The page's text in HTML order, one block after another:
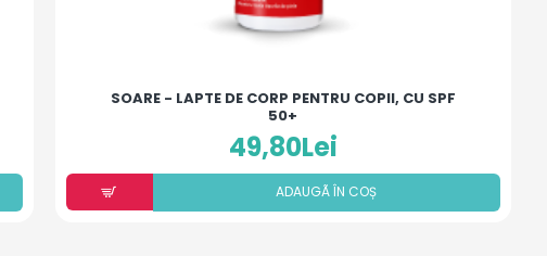
SOARE - LAPTE DE CORP PENTRU COPII, CU SPF
50+
49,80Lei
ADAUGÃ ÎN COȘ